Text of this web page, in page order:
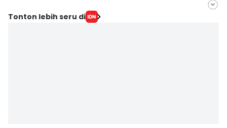
Editor
Tonton lebih seru di